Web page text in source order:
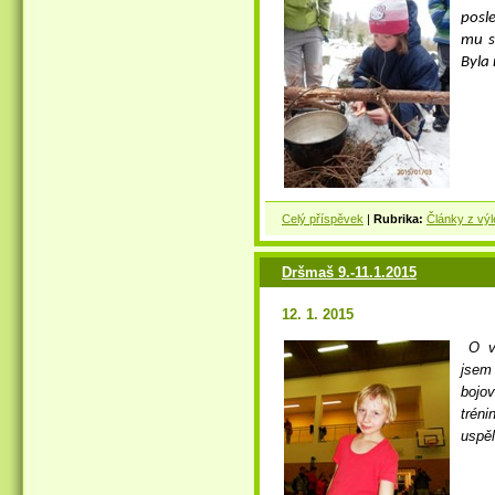
mu
Byla
Celý příspěvek | Rubrika: Články z
Dršmaš 9.-11.1.2015
12. 1. 2015
O
jsem